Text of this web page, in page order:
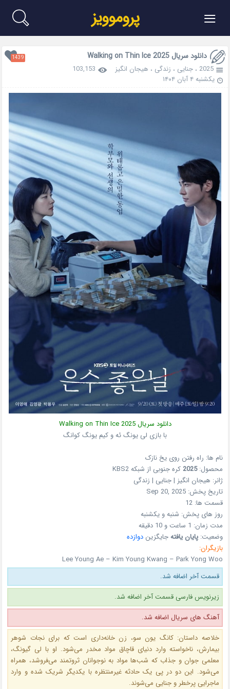
≡ پروموویز
دانلود سریال Walking on Thin Ice 2025 1439
2025 ،جنایی ، زندگی ، هیجان انگیز
103,153
یکشنبه ۴ آبان ۱۴۰۴
دانلود سریال Walking on Thin Ice 2025
با بازی لی یونگ ئه و کیم یونگ کوانگ
نام ها: راه رفتن روی یخ نازک
محصول:2025 کره جنوبی از شبکهKBS2
ژانر: هیجان انگیز | جنایی | زندگی
تاریخ پخش:Sep 20, 2025
قسمت ها:12
روز های پخش: شنبه و یکشنبه
مدت زمان: 1 ساعت و 10 دقیقه
وضعیت:پایان یافتهجایگزیندوازده
بازیگران:
Lee Young Ae – Kim Young Kwang – Park Yong Woo
قسمت آخر اضافه شد.
زیرنویس فارسی قسمت آخر اضافه شد.
آهنگ های سریال اضافه شد.
خلاصه داستان: کانگ یون‌ سو، زن خانه‌داری است که برای نجات شوهر
بیمارش، ناخواسته وارد دنیای قاچاق مواد مخدر می‌شود. او با لی‌ گیونگ،
معلمی جوان و جذاب که شب‌ها مواد به نوجوانان ثروتمند می‌فروشد، همراه
می‌شود. این دو در پی یک حادثه غیرمنتظره با یکدیگر شریک شده و وارد
ماجرایی پرخطر و جنایی می‌شوند.